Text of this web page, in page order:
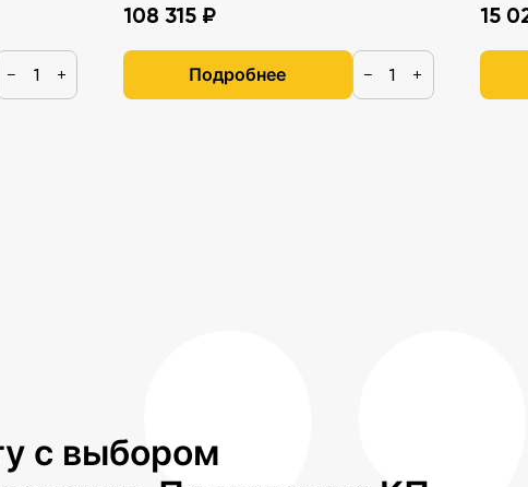
− +
108 315 ₽
Подробнее − +
15
с выбором